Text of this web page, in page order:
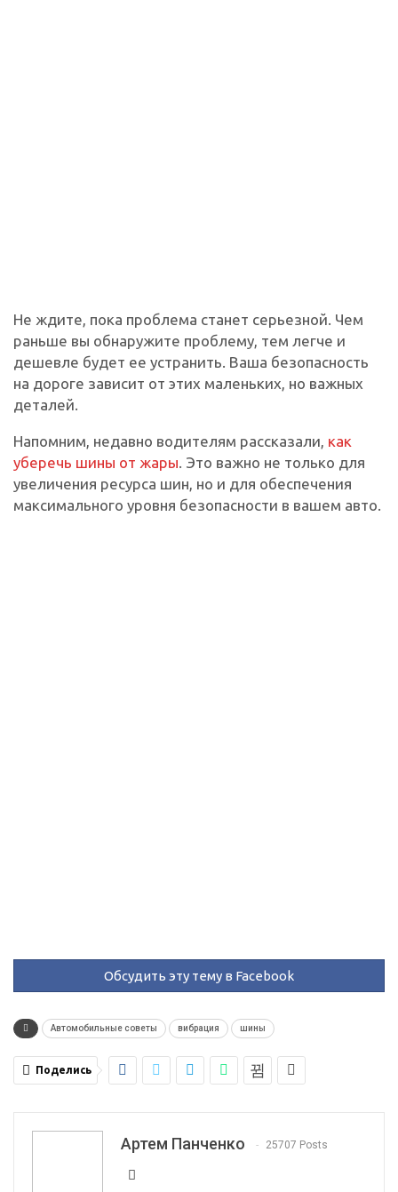
Не ждите, пока проблема станет серьезной. Чем
раньше вы обнаружите проблему, тем легче и
дешевле будет ее устранить. Ваша безопасность
на дороге зависит от этих маленьких, но важных
деталей.
Напомним, недавно водителям рассказали, как
уберечь шины от жары. Это важно не только для
увеличения ресурса шин, но и для обеспечения
максимального уровня безопасности в вашем авто.
Обсудить эту тему в Facebook
Автомобильные советы вибрация шины
Поделись
Артем Панченко 25707 Posts